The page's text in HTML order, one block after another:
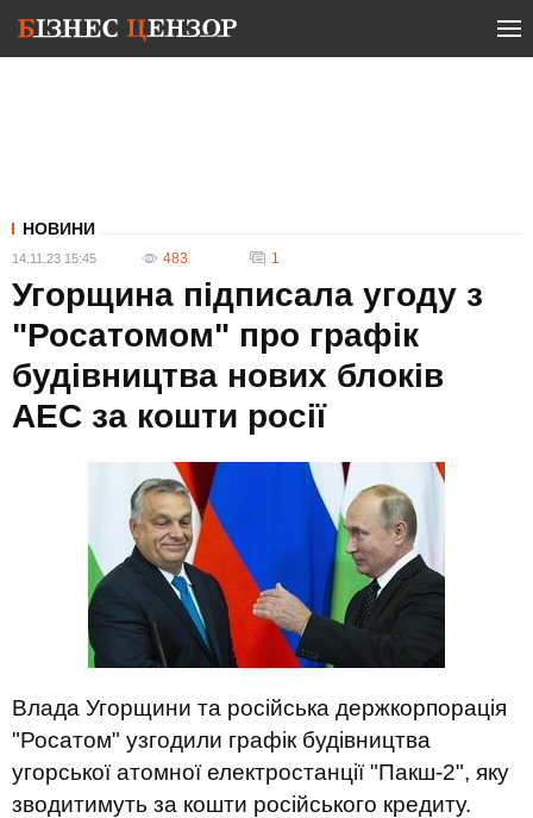
НОВИНИ
14.11.23 15:45 483 1
Угорщина підписала угоду з
"Росатомом" про графік
будівництва нових блоків
АЕС за кошти росії
Влада Угорщини та російська держкорпорація
"Росатом" узгодили графік будівництва
угорської атомної електростанції "Пакш-2", яку
зводитимуть за кошти російського кредиту.